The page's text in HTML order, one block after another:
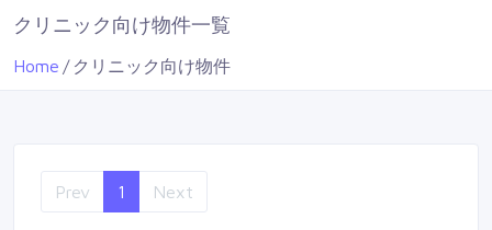
クリニック向け物件一覧
Home クリニック向け物件
Prev 1 Next